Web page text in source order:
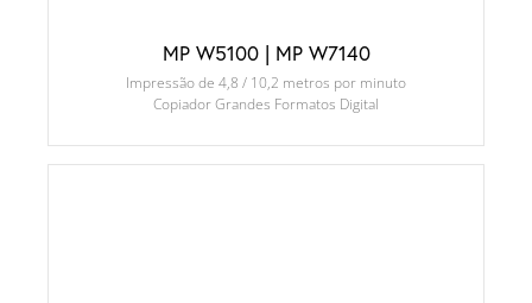
MP W5100 | MP W7140
Impressão de 4,8 / 10,2 metros por minuto
Copiador Grandes Formatos Digital